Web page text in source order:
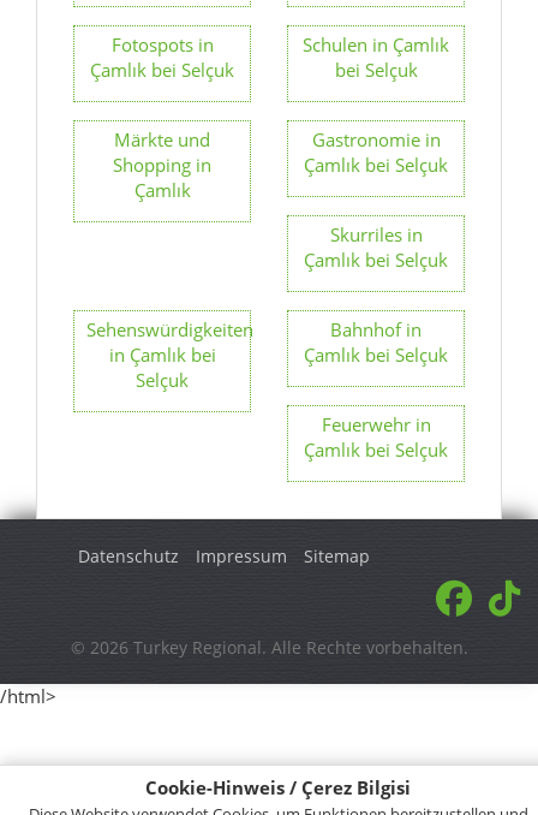
Cookie-Hinweis / Çerez Bilgisi
Märkte und
Shopping in
Çamlık
Gastronomie in
Çamlık bei Selçuk
Skurriles in
Çamlık bei Selçuk
Sehenswürdigkeiten
in Çamlık bei
Bahnhof in
Çamlık bei Selçuk
Feuerwehr in
Çamlık bei Selçuk
Sitemap
© 2026 Turkey Regional. Alle Rechte vorbehalten.